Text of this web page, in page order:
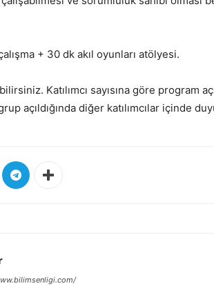
+ 30 dk akıl oyunları atölyesi.
Katılımcı sayısına göre program
açıldığında diğer katılımcılar içinde